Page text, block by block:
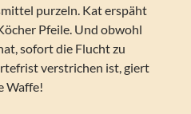
purzeln. Kat erspäht
Pfeile. Und obwohl
sofort die Flucht zu
verstrichen ist, giert
Waffe!